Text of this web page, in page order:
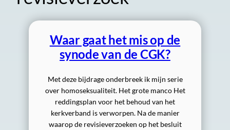
Waar gaat het mis op de
synode van de CGK?
Met deze bijdrage onderbreek ik mijn serie
over homoseksualiteit. Het grote manco Het
reddingsplan voor het behoud van het
kerkverband is verworpen. Na de manier
waarop de revisieverzoeken op het besluit